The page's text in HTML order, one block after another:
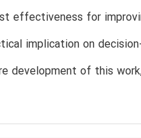
effectiveness for
implication on
development of this